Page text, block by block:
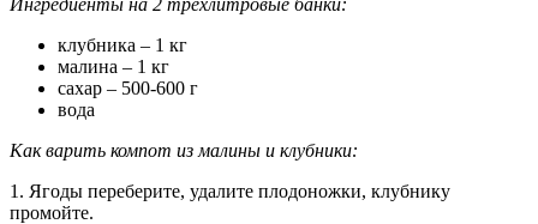
клубника – 1 кг
малина – 1 кг
сахар – 500-600 г
вода
Как варить компот из малины и клубники:
1. Ягоды переберите, удалите плодоножки, клубнику
промойте.